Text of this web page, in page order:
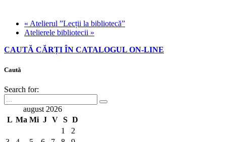
« Atelierul ”Lecții la bibliotecă”
Atelierele bibliotecii »
CAUTĂ CĂRȚI ÎN CATALOGUL ON-LINE
Caută
Search for:
august 2026
L Ma Mi J V S D
1
2